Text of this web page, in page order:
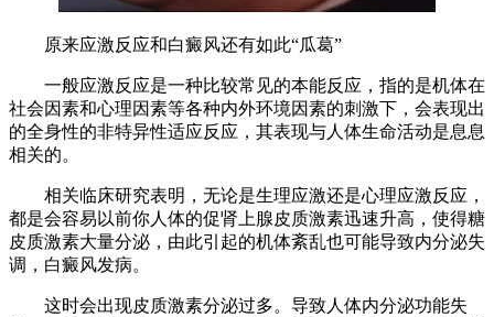
原来应激反应和白癜风还有如此“瓜葛”
一般应激反应是一种比较常见的本能反应，指的是机体在
社会因素和心理因素等各种内外环境因素的刺激下，会表现出
的全身性的非特异性适应反应，其表现与人体生命活动是息息
相关的。
相关临床研究表明，无论是生理应激还是心理应激反应，
都是会容易以前你人体的促肾上腺皮质激素迅速升高，使得糖
皮质激素大量分泌，由此引起的机体紊乱也可能导致内分泌失
调，白癜风发病。
这时会出现皮质激素分泌过多。导致人体内分泌功能失